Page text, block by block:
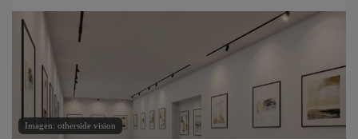
Imagen: otherside vision